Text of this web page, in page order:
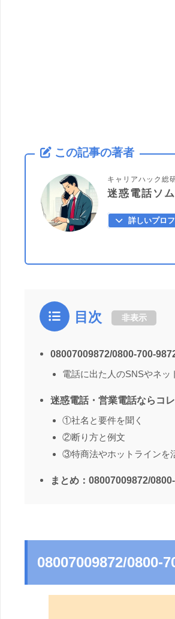
この記事の著者
キャリアハック総
迷惑電話ソ
詳しいプロ
目次 非表示
08007009872/0800-700-
電話に出た人のSNSやネッ
迷惑電話・営業電話ならコ
①社名と要件を聞く
②断り方と例文
③特商法やホットラインを
まとめ：08007009872/
08007009872/0800-